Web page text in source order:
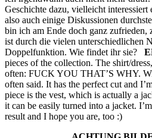
Geschichte dazu, vielleicht interessiert
also auch einige Diskussionen
bin ich am Ende doch ganz zufrieden,
ist durch die vielen unterschiedlichen
Doppelfunktion. Wie findet ihr sie?
pieces of the collection. The shirt/
often: FUCK YOU THAT’S WHY.
often said. It has the perfect cut and
piece is the vest, which is actually a
it can be easily turned into a jacket.
result and I hope you are, too :)